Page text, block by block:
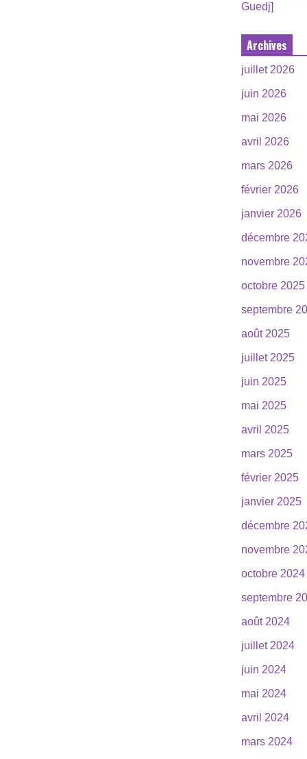
Guedj]
Archives
juillet 2026
juin 2026
mai 2026
avril 2026
mars 2026
février 2026
janvier 2026
décembre
novembre
octobre 2025
septembre
août 2025
juillet 2025
juin 2025
mai 2025
avril 2025
mars 2025
février 2025
janvier 2025
décembre
novembre
octobre 2024
septembre
août 2024
juillet 2024
juin 2024
mai 2024
avril 2024
mars 2024